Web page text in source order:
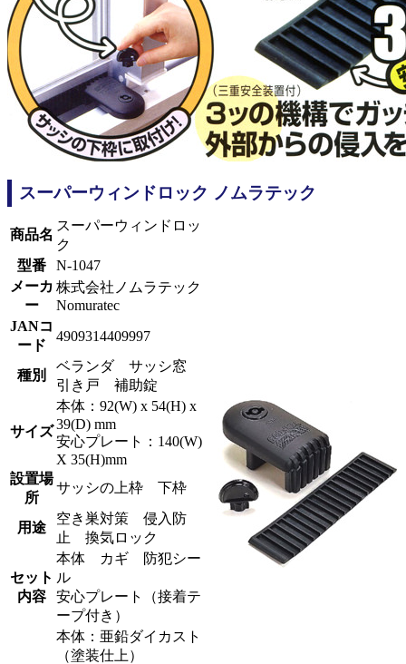
スーパーウィンドロック ノムラテック
商品名
スーパーウィンドロッ
ク
型番
N-1047
メーカ
ー
株式会社ノムラテック
Nomuratec
JANコ
ード
4909314409997
種別
ベランダ サッシ窓
引き戸 補助錠
サイズ
本体：92(W) x 54(H) x
39(D) mm
安心プレート：140(W)
X 35(H)mm
設置場
所
サッシの上枠 下枠
用途
空き巣対策 侵入防
止 換気ロック
セット
内容
本体 カギ 防犯シー
ル
安心プレート（接着テ
ープ付き）
本体：亜鉛ダイカスト
（塗装仕上）